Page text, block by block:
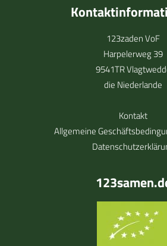
123zaden VoF
Harpelerweg 39
9541TR
die Niederlande
Kontakt
Allgemeine